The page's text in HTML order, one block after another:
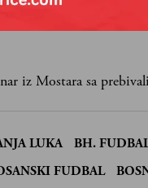
iz Mostara sa
LUKA BH.
FUDBAL